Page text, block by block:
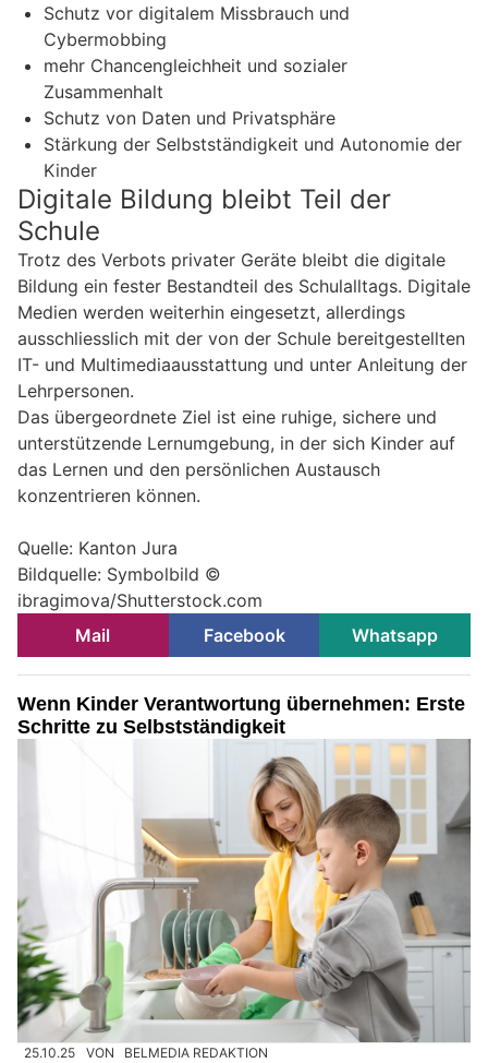
Schutz vor digitalem Missbrauch und
Cybermobbing
mehr Chancengleichheit und sozialer
Zusammenhalt
Schutz von Daten und Privatsphäre
Stärkung der Selbstständigkeit und Autonomie der
Kinder
Digitale Bildung bleibt Teil der
Schule
Trotz des Verbots privater Geräte bleibt die digitale
Bildung ein fester Bestandteil des Schulalltags. Digitale
Medien werden weiterhin eingesetzt, allerdings
ausschliesslich mit der von der Schule bereitgestellten
IT- und Multimediaausstattung und unter Anleitung der
Lehrpersonen.
Das übergeordnete Ziel ist eine ruhige, sichere und
unterstützende Lernumgebung, in der sich Kinder auf
das Lernen und den persönlichen Austausch
konzentrieren können.
Quelle: Kanton Jura
Bildquelle: Symbolbild ©
ibragimova/Shutterstock.com
Mail
Facebook Whatsapp
Wenn Kinder Verantwortung übernehmen: Erste
Schritte zu Selbstständigkeit
25.10.25 VON BELMEDIA REDAKTION